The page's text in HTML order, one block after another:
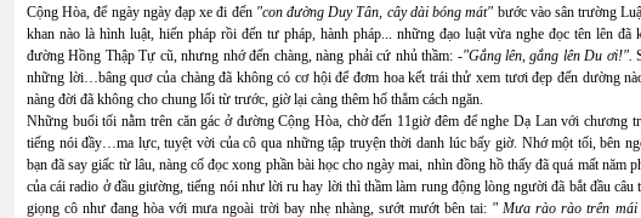
Cộng Hòa, để ngày ngày đạp xe đi đến "con đường Duy Tân, cây dài bóng mát" bước vào sân trường
khan nào là hình luật, hiến pháp rồi đến tư pháp, hành pháp... những đạo luật vừa nghe đọc tên lên
đường Hồng Thập Tự cũ, nhưng nhớ đến chàng, nàng phải cứ nhủ thầm: -"Gắng lên, gắng lên Du ơi!".
những lời…bâng quơ của chàng đã không có cơ hội để đơm hoa kết trái thử xem tươi đẹp đến dường
nàng đời đã không cho chung lối từ trước, giờ lại càng thêm hố thẳm cách ngăn.
Những buổi tối nằm trên căn gác ở đường Cộng Hòa, chờ đến 11giờ đêm để nghe Dạ Lan với chương
tiếng nói đầy…ma lực, tuyệt vời của cô qua những tập truyện thời danh lúc bấy giờ. Nhớ một tối, bên
bạn đã say giấc từ lâu, nàng cố đọc xong phần bài học cho ngày mai, nhìn đồng hồ thấy đã quá mất năm
của cái radio ở đầu giường, tiếng nói như lời ru hay lời thì thầm làm rung động lòng người đã bắt đầu câu
giọng cô như đang hòa với mưa ngoài trời bay nhẹ nhàng, sướt mướt bên tai: " Mưa rào rào trên mái